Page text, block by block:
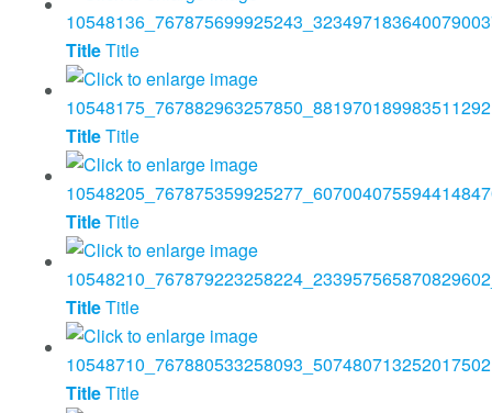
TitleTitle
TitleTitle
TitleTitle
TitleTitle
TitleTitle